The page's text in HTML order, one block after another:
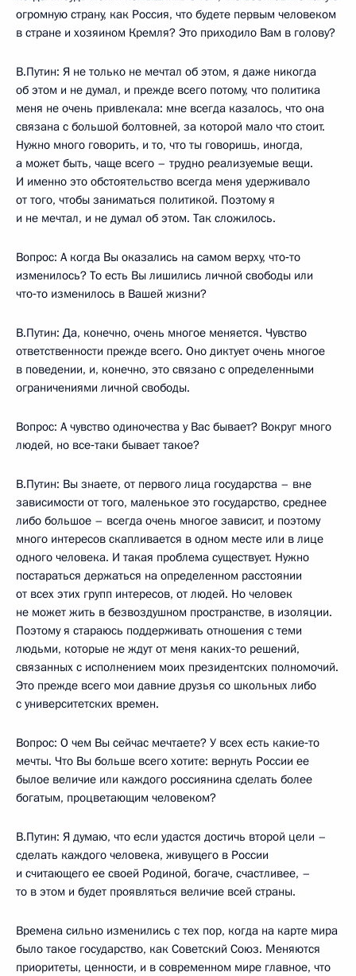
огромную страну, как Россия, что будете первым человеком
в стране и хозяином Кремля? Это приходило Вам в голову?
В.Путин: Я не только не мечтал об этом, я даже никогда
об этом и не думал, и прежде всего потому, что политика
меня не очень привлекала: мне всегда казалось, что она
связана с большой болтовней, за которой мало что стоит.
Нужно много говорить, и то, что ты говоришь, иногда,
а может быть, чаще всего – трудно реализуемые вещи.
И именно это обстоятельство всегда меня удерживало
от того, чтобы заниматься политикой. Поэтому я
и не мечтал, и не думал об этом. Так сложилось.
Вопрос: А когда Вы оказались на самом верху, что‑то
изменилось? То есть Вы лишились личной свободы или
что‑то изменилось в Вашей жизни?
В.Путин: Да, конечно, очень многое меняется. Чувство
ответственности прежде всего. Оно диктует очень многое
в поведении, и, конечно, это связано с определенными
ограничениями личной свободы.
Вопрос: А чувство одиночества у Вас бывает? Вокруг много
людей, но все‑таки бывает такое?
В.Путин: Вы знаете, от первого лица государства – вне
зависимости от того, маленькое это государство, среднее
либо большое – всегда очень многое зависит, и поэтому
много интересов скапливается в одном месте или в лице
одного человека. И такая проблема существует. Нужно
постараться держаться на определенном расстоянии
от всех этих групп интересов, от людей. Но человек
не может жить в безвоздушном пространстве, в изоляции.
Поэтому я стараюсь поддерживать отношения с теми
людьми, которые не ждут от меня каких‑то решений,
связанных с исполнением моих президентских полномочий.
Это прежде всего мои давние друзья со школьных либо
с университетских времен.
Вопрос: О чем Вы сейчас мечтаете? У всех есть какие‑то
мечты. Что Вы больше всего хотите: вернуть России ее
былое величие или каждого россиянина сделать более
богатым, процветающим человеком?
В.Путин: Я думаю, что если удастся достичь второй цели –
сделать каждого человека, живущего в России
и считающего ее своей Родиной, богаче, счастливее, –
то в этом и будет проявляться величие всей страны.
Времена сильно изменились с тех пор, когда на карте мира
было такое государство, как Советский Союз. Меняются
приоритеты, ценности, и в современном мире главное, что